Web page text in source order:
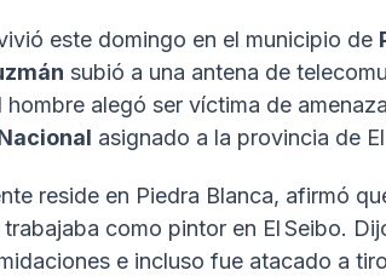
este domingo en el municipio de
subió a una antena de
alegó ser víctima de
asignado a la provincia de
reside en Piedra Blanca, afirmó
trabajaba como pintor en El Seibo.
e incluso fue atacado a